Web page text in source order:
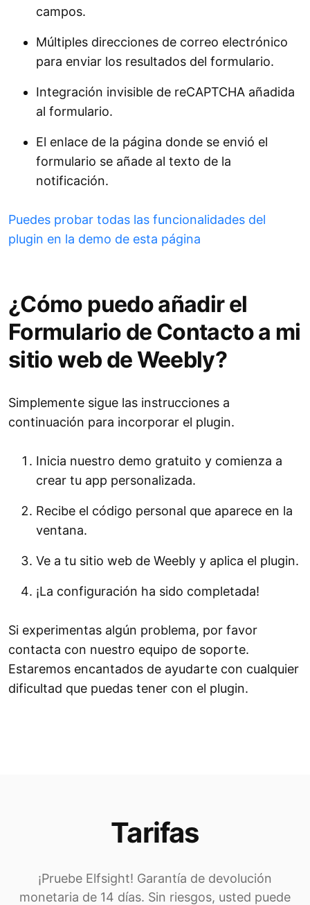
campos.
Múltiples direcciones de correo electrónico
para enviar los resultados del formulario.
Integración invisible de reCAPTCHA añadida
al formulario.
El enlace de la página donde se envió el
formulario se añade al texto de la
notificación.
Puedes probar todas las funcionalidades del
plugin en la demo de esta página
¿Cómo puedo añadir el
Formulario de Contacto a mi
sitio web de Weebly?
Simplemente sigue las instrucciones a
continuación para incorporar el plugin.
Inicia nuestro demo gratuito y comienza a
crear tu app personalizada.
Recibe el código personal que aparece en la
ventana.
Ve a tu sitio web de Weebly y aplica el plugin.
¡La configuración ha sido completada!
Si experimentas algún problema, por favor
contacta con nuestro equipo de soporte.
Estaremos encantados de ayudarte con cualquier
dificultad que puedas tener con el plugin.
Tarifas
¡Pruebe Elfsight! Garantía de devolución
monetaria de 14 días. Sin riesgos, usted puede